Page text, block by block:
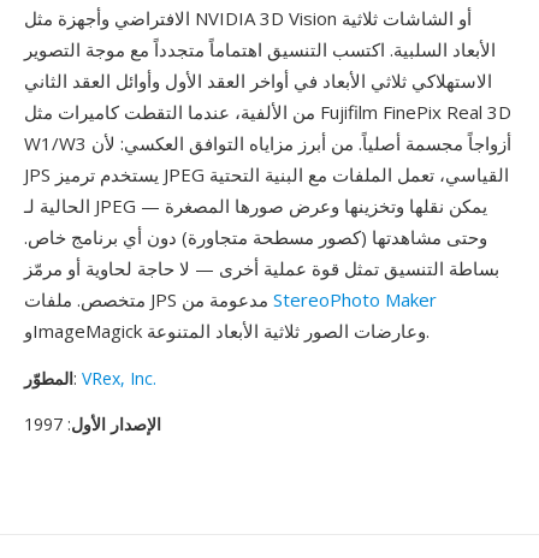
الافتراضي وأجهزة مثل NVIDIA 3D Vision أو الشاشات ثلاثية
الأبعاد السلبية. اكتسب التنسيق اهتماماً متجدداً مع موجة التصوير
الاستهلاكي ثلاثي الأبعاد في أواخر العقد الأول وأوائل العقد الثاني
من الألفية، عندما التقطت كاميرات مثل Fujifilm FinePix Real 3D
W1/W3 أزواجاً مجسمة أصلياً. من أبرز مزاياه التوافق العكسي: لأن
JPS يستخدم ترميز JPEG القياسي، تعمل الملفات مع البنية التحتية
الحالية لـ JPEG — يمكن نقلها وتخزينها وعرض صورها المصغرة
وحتى مشاهدتها (كصور مسطحة متجاورة) دون أي برنامج خاص.
بساطة التنسيق تمثل قوة عملية أخرى — لا حاجة لحاوية أو مرمّز
StereoPhoto Maker
وImageMagick وعارضات الصور ثلاثية الأبعاد المتنوعة.
المطوّر: VRex, Inc.
الإصدار الأول: 1997